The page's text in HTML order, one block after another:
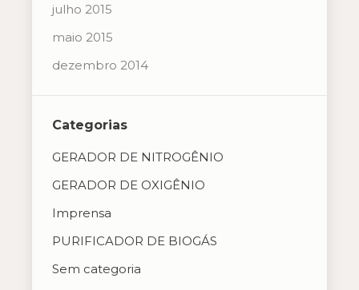
julho 2015
maio 2015
dezembro 2014
Categorias
GERADOR DE NITROGÊNIO
GERADOR DE OXIGÊNIO
Imprensa
PURIFICADOR DE BIOGÁS
Sem categoria